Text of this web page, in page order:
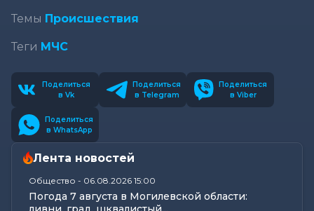
Темы Происшествия
Теги МЧС
Поделиться
в Vk
Поделиться
в Telegram
Поделиться
в Viber
Поделиться
в WhatsApp
Лента новостей
Общество - 06.08.2026 15:00
Погода 7 августа в Могилевской области: